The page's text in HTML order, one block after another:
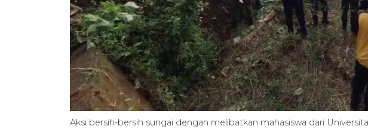
Aksi bersih-bersih sungai dengan melibatkan mahasiswa dari